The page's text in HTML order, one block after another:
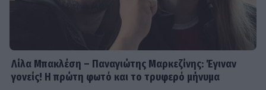
Λίλα Μπακλέση – Παναγιώτης Μαρκεζίνης: Έγιναν
γονείς! Η πρώτη φωτό και το τρυφερό μήνυμα